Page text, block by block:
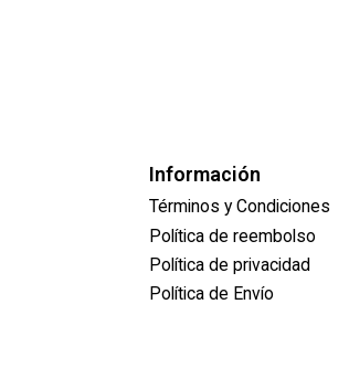
Información
Términos y Condiciones
Política de reembolso
Política de privacidad
Política de Envío